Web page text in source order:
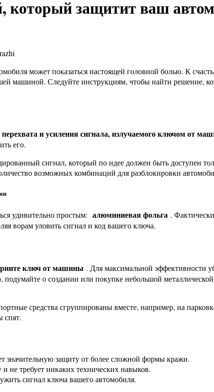
защитит ваш
может показаться настоящей головной болью. К
машиной. Следуйте инструкциям, чтобы найти решение,
и усиления сигнала, излучаемого ключом от
его.
сигнал, который по идее должен быть доступен
возможных комбинаций для разблокировки
удивительно простым: алюминиевая фольга .
ворам уловить сигнал и код вашего ключа.
ключ от машины . Для максимальной эффективности
о создании или покупке небольшой
средства сгруппированы вместе, например, на
спят.
значительную защиту от более сложной формы кражи.
не требует никаких технических навыков.
сигнал ключа вашего автомобиля.